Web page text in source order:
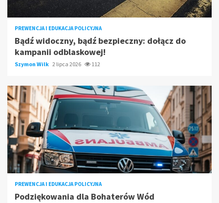
PREWENCJA I EDUKACJA POLICYJNA
Bądź widoczny, bądź bezpieczny: dołącz do
kampanii odblaskowej!
Szymon Wilk 2 lipca 2026 112
PREWENCJA I EDUKACJA POLICYJNA
Podziękowania dla Bohaterów Wód